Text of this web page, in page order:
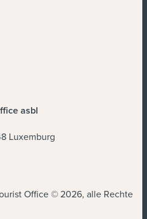
asbl
Luxemburg
Office © 2026, alle Rechte